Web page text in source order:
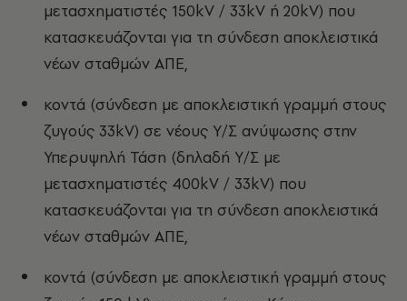
μετασχηματιστές 150kV / 33kV ή 20kV) που
κατασκευάζονται για τη σύνδεση αποκλειστικά
νέων σταθμών ΑΠΕ,
κοντά (σύνδεση με αποκλειστική γραμμή στους
ζυγούς 33kV) σε νέους Υ/Σ ανύψωσης στην
Υπερυψηλή Τάση (δηλαδή Υ/Σ με
μετασχηματιστές 400kV / 33kV) που
κατασκευάζονται για τη σύνδεση αποκλειστικά
νέων σταθμών ΑΠΕ,
κοντά (σύνδεση με αποκλειστική γραμμή στους